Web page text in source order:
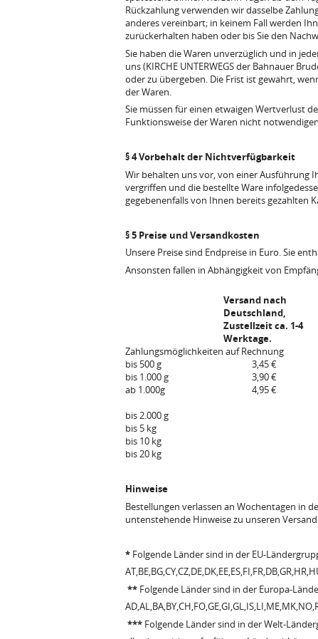
Rückzahlung verwenden wir dasselbe
anderes vereinbart; in keinem Fall werden
zurückerhalten haben oder bis Sie den
Sie haben die Waren unverzüglich und in
uns (KIRCHE UNTERWEGS der Bahnauer
oder zu übergeben. Die Frist ist gewahrt,
der Waren.
Sie müssen für einen etwaigen Wertverlust
Funktionsweise der Waren nicht
§ 4 Vorbehalt der Nichtverfügbarkeit
Wir behalten uns vor, von einer Ausführung
vergriffen und die bestellte Ware
gegebenenfalls von Ihnen bereits gezahlten
§ 5 Preise und Versandkosten
Unsere Preise sind Endpreise in Euro. Sie
Ansonsten fallen in Abhängigkeit von
Versand nach
Deutschland,
Zustellzeit ca. 1-4
Werktage.
Zahlungsmöglichkeiten auf Rechnung
bis 500 g
3,45 €
bis 1.000 g
3,90 €
ab 1.000g
4,95 €
bis 2.000 g
bis 5 kg
bis 10 kg
bis 20 kg
Hinweise
Bestellungen verlassen an Wochentagen in
untenstehende Hinweise zu unseren
* Folgende Länder sind in der EU-
** Folgende Länder sind in der Europa-
*** Folgende Länder sind in der Welt-